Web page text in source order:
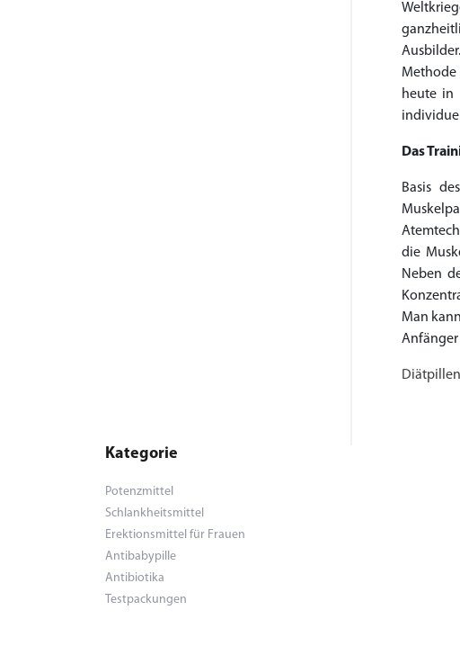
heute in
Das
Basis
die
Neben
Man
Anfänger
Diätpillen
Kategorie
Potenzmittel
Schlankheitsmittel
Erektionsmittel für Frauen
Antibabypille
Antibiotika
Testpackungen